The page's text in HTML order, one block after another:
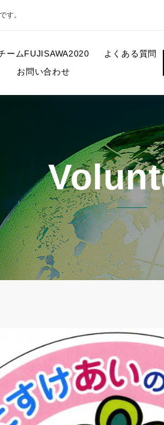
す。
ームFUJISAWA2020
よくある質問
お問い合わせ